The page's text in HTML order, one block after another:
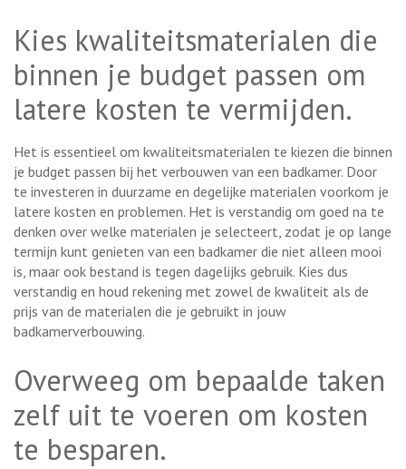
Kies kwaliteitsmaterialen die
binnen je budget passen om
latere kosten te vermijden.
Het is essentieel om kwaliteitsmaterialen te kiezen die binnen
je budget passen bij het verbouwen van een badkamer. Door
te investeren in duurzame en degelijke materialen voorkom je
latere kosten en problemen. Het is verstandig om goed na te
denken over welke materialen je selecteert, zodat je op lange
termijn kunt genieten van een badkamer die niet alleen mooi
is, maar ook bestand is tegen dagelijks gebruik. Kies dus
verstandig en houd rekening met zowel de kwaliteit als de
prijs van de materialen die je gebruikt in jouw
badkamerverbouwing.
Overweeg om bepaalde taken
zelf uit te voeren om kosten
te besparen.